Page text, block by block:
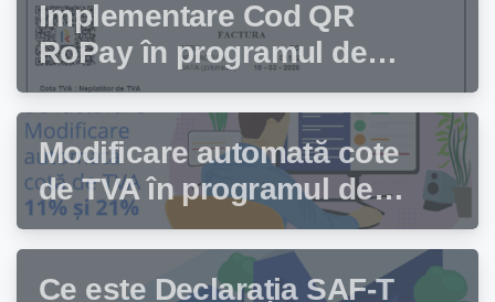
Implementare Cod QR
RoPay în programul de
facturare Facturis
Modificare automată cote
de TVA în programul de
facturare Facturis
Ce este Declarația SAF-T